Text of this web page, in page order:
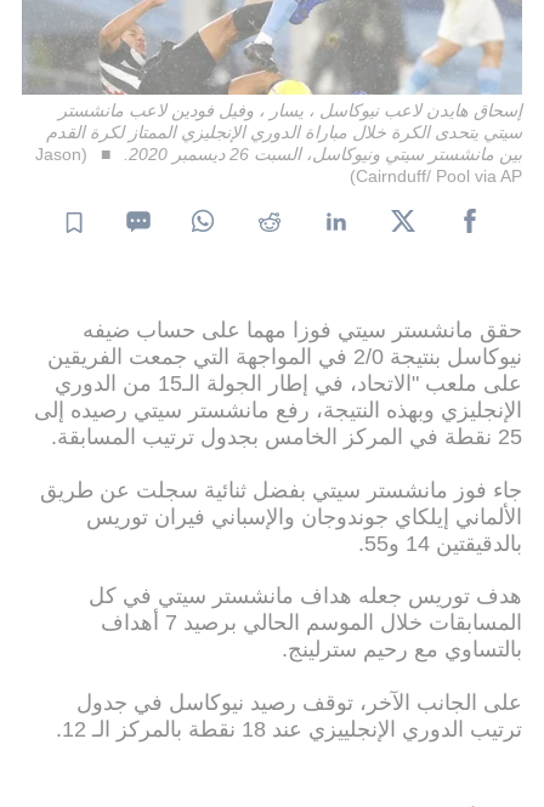
إسحاق هايدن لاعب نيوكاسل ، يسار ، وفيل فودين لاعب مانشستر
سيتي يتحدى الكرة خلال مباراة الدوري الإنجليزي الممتاز لكرة القدم
بين مانشستر سيتي ونيوكاسل، السبت 26 ديسمبر 2020.
(Jason
Cairnduff/ Pool via AP)
حقق مانشستر سيتي فوزا مهما على حساب ضيفه
نيوكاسل بنتيجة 2/0 في المواجهة التي جمعت الفريقين
على ملعب "الاتحاد، في إطار الجولة الـ15 من الدوري
الإنجليزي وبهذه النتيجة، رفع مانشستر سيتي رصيده إلى
25 نقطة في المركز الخامس بجدول ترتيب المسابقة.
جاء فوز مانشستر سيتي بفضل ثنائية سجلت عن طريق
الألماني إيلكاي جوندوجان والإسباني فيران توريس
بالدقيقتين 14 و55.
هدف توريس جعله هداف مانشستر سيتي في كل
المسابقات خلال الموسم الحالي برصيد 7 أهداف
بالتساوي مع رحيم سترلينج.
على الجانب الآخر، توقف رصيد نيوكاسل في جدول
ترتيب الدوري الإنجلييزي عند 18 نقطة بالمركز الـ 12.